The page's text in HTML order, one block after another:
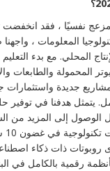
أن عام 2020 هو عام مزعج نفسيًا
المعلومات ،
المحلي. مع بدء
جديدة واستثمارات
يتمثل هدفنا في
الوصول إلى المزيد من
روبوتات ذات ذكاء
بأنظمة رقمية بالكامل